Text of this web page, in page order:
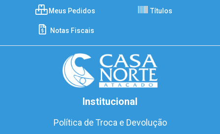
Meus Pedidos Títulos
Notas Fiscais
Institucional
Política de Troca e Devolução